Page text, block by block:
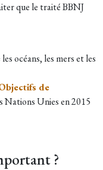
que le traité BBNJ
océans, les mers et les
de
Nations Unies en 2015
?